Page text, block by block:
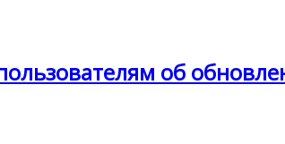
об